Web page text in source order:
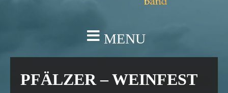
MENU
PFÄLZER – WEINFEST